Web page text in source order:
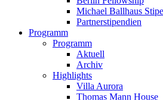
Michael Ballhaus
Partnerstipendien
Programm
Programm
Aktuell
Archiv
Highlights
Villa Aurora
Thomas Mann House